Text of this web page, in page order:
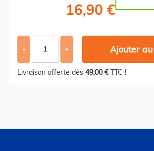
16,90 €
- + Ajouter
Livraison offerte dès 49,00 €TTC !